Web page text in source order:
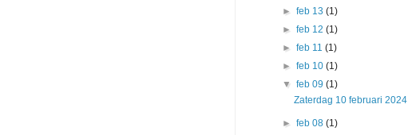
► feb 13 (1)
► feb 12 (1)
► feb 11 (1)
► feb 10 (1)
▼ feb 09 (1)
Zaterdag 10 februari 2024
► feb 08 (1)